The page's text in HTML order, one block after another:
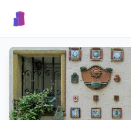
🎉Événements
🏘️Villages